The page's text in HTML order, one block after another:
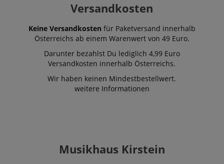
Versandkosten
Keine Versandkosten für Paketversand innerhalb
Österreichs ab einem Warenwert von 49 Euro.
Darunter bezahlst Du lediglich 4,99 Euro
Versandkosten innerhalb Österreichs.
Wir haben keinen Mindestbestellwert.
weitere Informationen
Musikhaus Kirstein